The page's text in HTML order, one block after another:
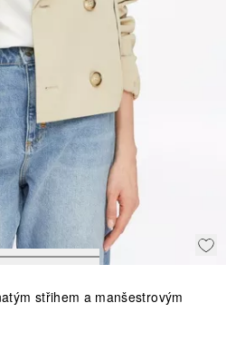
střihem a manšestrovým